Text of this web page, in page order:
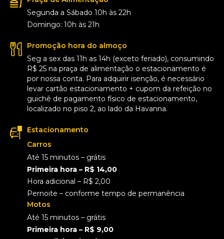
Segunda a Sábado 10h às 22h
Domingo: 10h às 21h
Promoção hora do almoço
Seg a sex das 11h as 14h (exceto feriado), consumindo
R$ 25 na praça de alimentação o estacionamento é
por nossa conta. Para adquirir isenção, é necessário
levar cartão estacionamento + cupom da refeição no
guichê de pagamento físico de estacionamento,
localizado no piso 2, ao lado da Havanna.
Estacionamento
Carros
Até 15 minutos – grátis
Primeira hora – R$ 14,00
Hora adicional – R$ 2,00
Pernoite – conforme tempo de permanência
Motos
Até 15 minutos – grátis
Primeira hora – R$ 9,00